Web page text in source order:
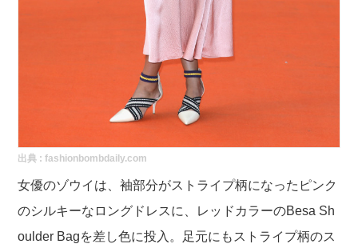
出典 :fashionbombdaily.com
女優のゾウイは、袖部分がストライプ柄になったピンク
のシルキーなロングドレスに、レッドカラーのBesa Sh
oulder Bagを差し色に投入。足元にもストライプ柄のス